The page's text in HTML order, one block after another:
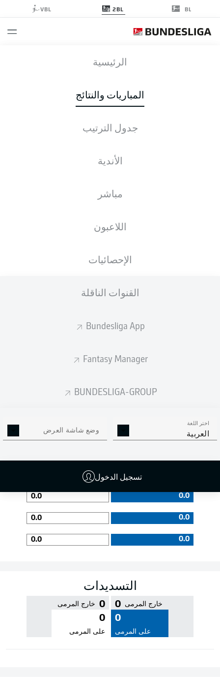
BL
2BL
VBL
الرئيسية
المباريات والنتائج
جدول الترتيب
الأندية
مباشر
اللاعبون
الإحصائيات
القنوات الناقلة
Bundesliga App
Fantasy Manager
BUNDESLIGA-GROUP
اختر اللغة
العربية وضع شاشة العرض
تسجيل الدخول
الأخبار التشكيلات الإحصائيات
0
0 % الدقة 0 %
جودة التمرير
0.0
0.0
0.0
0.0
0.0
0.0
التسديدات
0 خارج المرمى
0
على المرمى
0 خارج المرمى
0
على المرمى